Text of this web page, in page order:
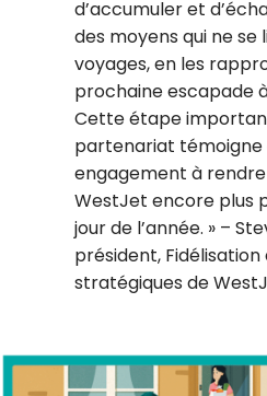
d’accumuler et
des moyens qui ne
voyages, en les
prochaine escapade
Cette étape
partenariat
engagement à
WestJet encore plus
jour de l’année.
–
président,
stratégiques de